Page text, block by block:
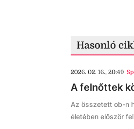
Hasonló
2026. 02. 16., 20:49
A felnőttek
Az összetett ob-n
életében először